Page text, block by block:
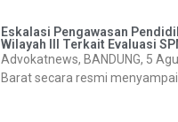
Eskalasi Pengawasan
Wilayah III Terkait Evaluasi
Advokatnews, BANDUNG, 5
Barat secara resmi